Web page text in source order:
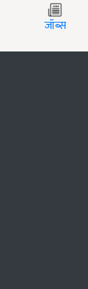
जॉब्स